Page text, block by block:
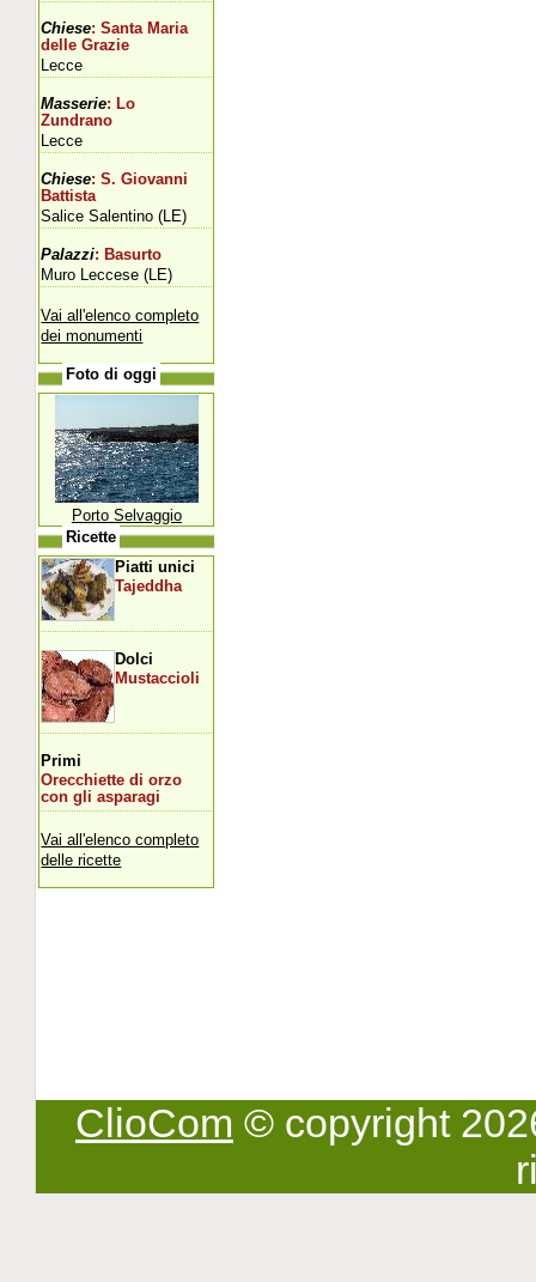
Chiese: Santa Maria
delle Grazie
Lecce
Masserie: Lo
Zundrano
Lecce
Chiese: S. Giovanni
Battista
Salice Salentino (LE)
Palazzi: Basurto
Muro Leccese (LE)
Vai all'elenco completo
dei monumenti
Foto di oggi
Porto Selvaggio
Ricette
Piatti unici
Tajeddha
Dolci
Mustaccioli
Primi
Orecchiette di orzo
con gli asparagi
Vai all'elenco completo
delle ricette
ClioCom © copyright